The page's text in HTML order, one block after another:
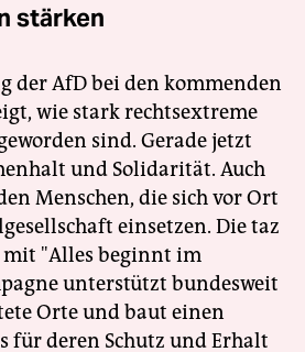
stärken
der AfD bei den kommenden
wie stark rechtsextreme
sind. Gerade jetzt
und Solidarität. Auch
Menschen, die sich vor Ort
einsetzen. Die taz
"Alles beginnt im
unterstützt bundesweit
Orte und baut einen
für deren Schutz und Erhalt